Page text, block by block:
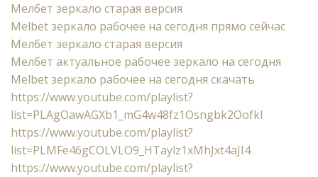
Мелбет зеркало старая версия
Melbet зеркало рабочее на сегодня прямо сейчас
Мелбет зеркало старая версия
Мелбет актуальное рабочее зеркало на сегодня
Melbet зеркало рабочее на сегодня скачать
https://www.youtube.com/playlist?
list=PLAgOawAGXb1_mG4w48fz1Osngbk2Oofkl
https://www.youtube.com/playlist?
list=PLMFe46gCOLVLO9_HTaylz1xMhJxt4aJI4
https://www.youtube.com/playlist?